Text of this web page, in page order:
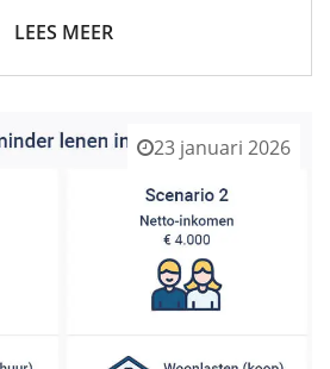
LEES MEER
23 januari 2026